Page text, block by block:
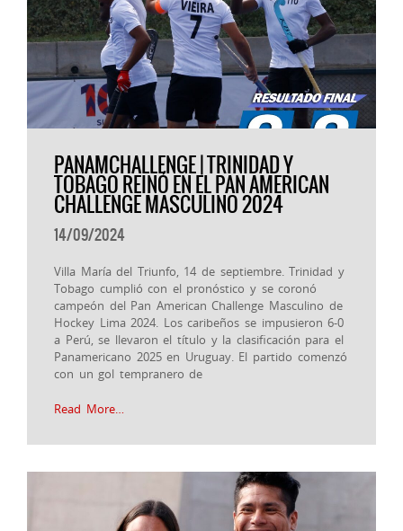
PANAMCHALLENGE | TRINIDAD Y
TOBAGO REINÓ EN EL PAN AMERICAN
CHALLENGE MASCULINO 2024
14/09/2024
Villa María del Triunfo, 14 de septiembre. Trinidad y
Tobago cumplió con el pronóstico y se coronó
campeón del Pan American Challenge Masculino de
Hockey Lima 2024. Los caribeños se impusieron 6-0
a Perú, se llevaron el título y la clasificación para el
Panamericano 2025 en Uruguay. El partido comenzó
con un gol tempranero de
Read More…